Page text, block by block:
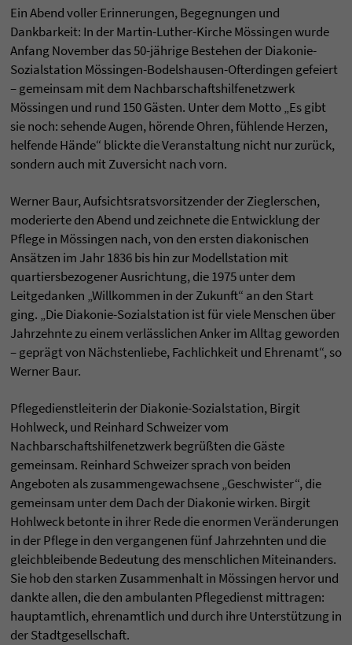
Ein Abend voller Erinnerungen, Begegnungen und
Dankbarkeit: In der Martin-Luther-Kirche Mössingen wurde
Anfang November das 50-jährige Bestehen der Diakonie-
Sozialstation Mössingen-Bodelshausen-Ofterdingen gefeiert
– gemeinsam mit dem Nachbarschaftshilfenetzwerk
Mössingen und rund 150 Gästen. Unter dem Motto „Es gibt
sie noch: sehende Augen, hörende Ohren, fühlende Herzen,
helfende Hände“ blickte die Veranstaltung nicht nur zurück,
sondern auch mit Zuversicht nach vorn.
Werner Baur, Aufsichtsratsvorsitzender der Zieglerschen,
moderierte den Abend und zeichnete die Entwicklung der
Pflege in Mössingen nach, von den ersten diakonischen
Ansätzen im Jahr 1836 bis hin zur Modellstation mit
quartiersbezogener Ausrichtung, die 1975 unter dem
Leitgedanken „Willkommen in der Zukunft“ an den Start
ging. „Die Diakonie-Sozialstation ist für viele Menschen über
Jahrzehnte zu einem verlässlichen Anker im Alltag geworden
– geprägt von Nächstenliebe, Fachlichkeit und Ehrenamt“, so
Werner Baur.
Pflegedienstleiterin der Diakonie-Sozialstation, Birgit
Hohlweck, und Reinhard Schweizer vom
Nachbarschaftshilfenetzwerk begrüßten die Gäste
gemeinsam. Reinhard Schweizer sprach von beiden
Angeboten als zusammengewachsene „Geschwister“, die
gemeinsam unter dem Dach der Diakonie wirken. Birgit
Hohlweck betonte in ihrer Rede die enormen Veränderungen
in der Pflege in den vergangenen fünf Jahrzehnten und die
gleichbleibende Bedeutung des menschlichen Miteinanders.
Sie hob den starken Zusammenhalt in Mössingen hervor und
dankte allen, die den ambulanten Pflegedienst mittragen:
hauptamtlich, ehrenamtlich und durch ihre Unterstützung in
der Stadtgesellschaft.